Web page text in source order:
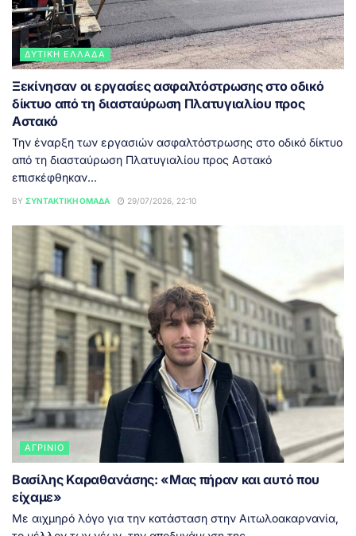
ΔΥΤΙΚΉ ΕΛΛΆΔΑ
Ξεκίνησαν οι εργασίες ασφαλτόστρωσης στο οδικό
δίκτυο από τη διασταύρωση Πλατυγιαλίου προς
Αστακό
Την έναρξη των εργασιών ασφαλτόστρωσης στο οδικό δίκτυο
από τη διασταύρωση Πλατυγιαλίου προς Αστακό
επισκέφθηκαν...
BY ΣΥΝΤΑΚΤΙΚΉ ΟΜΆΔΑ 29/07/2026, 22:10
ΑΓΡΊΝΙΟ
Βασίλης Καραθανάσης: «Μας πήραν και αυτό που
είχαμε»
Με αιχμηρό λόγο για την κατάσταση στην Αιτωλοακαρνανία,